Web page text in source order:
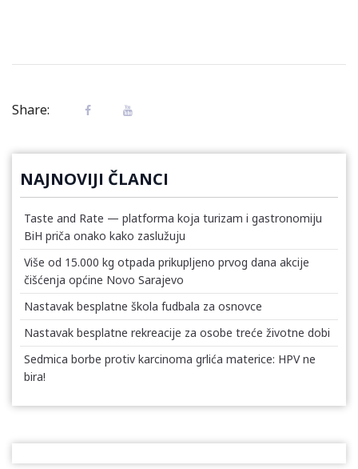
Share:
NAJNOVIJI ČLANCI
Taste and Rate — platforma koja turizam i gastronomiju
BiH priča onako kako zaslužuju
Više od 15.000 kg otpada prikupljeno prvog dana akcije
čišćenja općine Novo Sarajevo
Nastavak besplatne škola fudbala za osnovce
Nastavak besplatne rekreacije za osobe treće životne dobi
Sedmica borbe protiv karcinoma grlića materice: HPV ne
bira!